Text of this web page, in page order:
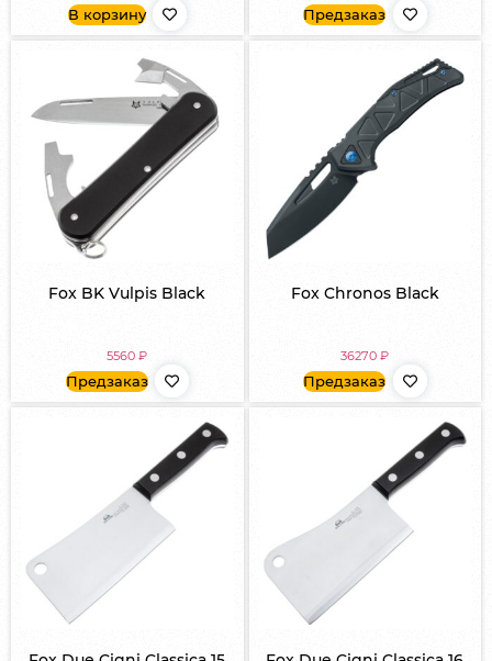
В корзину Предзаказ
Fox BK Vulpis Black
5560₽
Предзаказ
Fox Chronos Black
36270₽
Предзаказ